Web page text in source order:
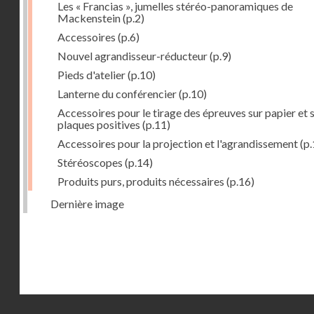
Les « Francias », jumelles stéréo-panoramiques de
Mackenstein(p.2)
Accessoires (p.6)
Nouvel agrandisseur-réducteur(p.9)
Pieds d'atelier(p.10)
Lanterne du conférencier(p.10)
Accessoires pour le tirage des épreuves sur papier et
plaques positives (p.11)
Accessoires pour la projection et l'agrandissement
Stéréoscopes (p.14)
Produits purs, produits nécessaires (p.16)
Dernière image